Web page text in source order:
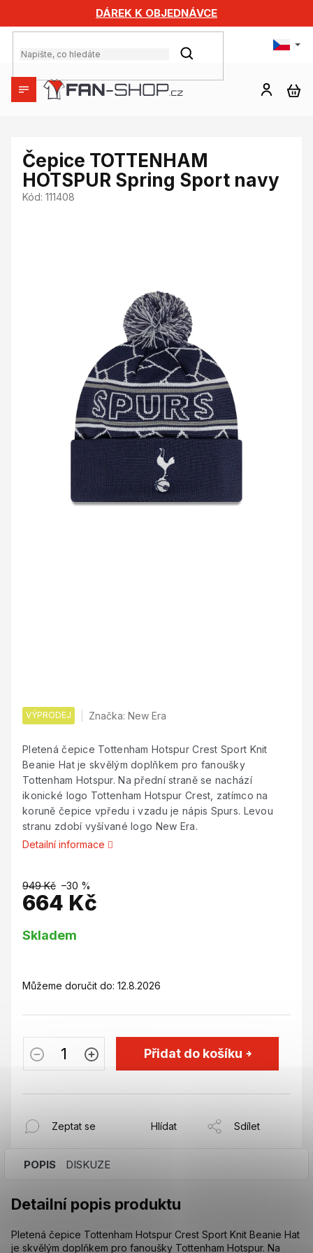
obsah
DÁREK K OBJEDNÁVCE
HLEDAT
Čepice TOTTENHAM
HOTSPUR Spring Sport navy
Kód: 111408
VÝPRODEJ Značka:New Era
Pletená čepice Tottenham Hotspur Crest Sport Knit
Beanie Hat je skvělým doplňkem pro fanoušky
Tottenham Hotspur. Na přední straně se nachází
ikonické logo Tottenham Hotspur Crest, zatímco na
koruně čepice vpředu i vzadu je nápis Spurs. Levou
stranu zdobí vyšívané logo New Era.
Detailní informace
949 Kč –30 %
664 Kč
cena:
Skladem
Můžeme doručit do: 12.8.2026
Přidat do košíku
Zeptat se Hlídat Sdílet
POPIS DISKUZE
Detailní popis produktu
Pletená čepice Tottenham Hotspur Crest Sport Knit Beanie Hat
je skvělým doplňkem pro fanoušky Tottenham Hotspur. Na